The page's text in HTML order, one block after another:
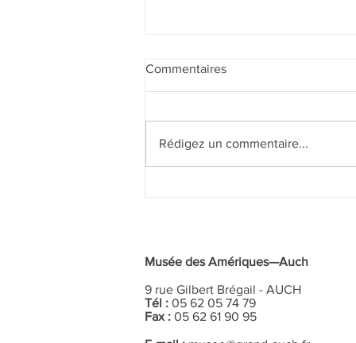
Commentaires
Rédigez un commentaire...
Musée des Amériques—Auch
9 rue Gilbert Brégail - AUCH
Tél : 05 62 05 74 79
Fax : 05 62 61 90 95